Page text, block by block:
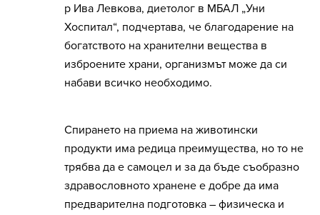
р Ива Левкова, диетолог в МБАЛ „Уни
Хоспитал“, подчертава, че благодарение на
богатството на хранителни вещества в
изброените храни, организмът може да си
набави всичко необходимо.
Спирането на приема на животински
продукти има редица преимущества, но то не
трябва да е самоцел и за да бъде съобразно
здравословното хранене е добре да има
предварителна подготовка – физическа и